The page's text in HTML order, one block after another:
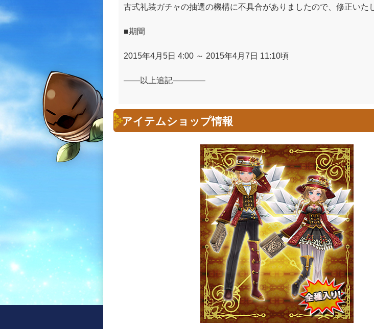
古式礼装ガチャの抽選の機構に不具合がありましたので、修正いた
■期間
2015年4月5日 4:00 ～ 2015年4月7日 11:10頃
――以上追記――――
アイテムショップ情報